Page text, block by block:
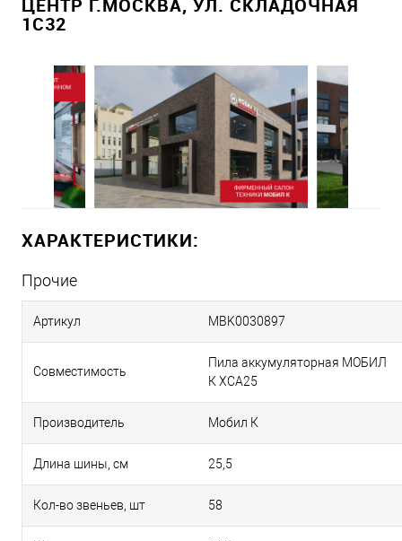
ЦЕНТР Г.МОСКВА, УЛ. СКЛАДОЧНАЯ
1С32
ХАРАКТЕРИСТИКИ:
Прочие
Артикул MBK0030897
Совместимость
Пила аккумуляторная МОБИЛ
К XCA25
Производитель Мобил К
Длина шины, см 25,5
Кол-во звеньев, шт 58